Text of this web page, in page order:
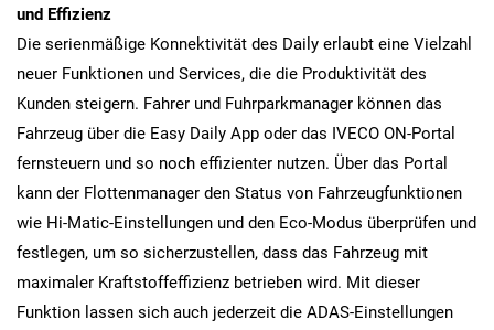
und Effizienz
Die serienmäßige Konnektivität des Daily erlaubt eine Vielzahl
neuer Funktionen und Services, die die Produktivität des
Kunden steigern. Fahrer und Fuhrparkmanager können das
Fahrzeug über die Easy Daily App oder das IVECO ON-Portal
fernsteuern und so noch effizienter nutzen. Über das Portal
kann der Flottenmanager den Status von Fahrzeugfunktionen
wie Hi-Matic-Einstellungen und den Eco-Modus überprüfen und
festlegen, um so sicherzustellen, dass das Fahrzeug mit
maximaler Kraftstoffeffizienz betrieben wird. Mit dieser
Funktion lassen sich auch jederzeit die ADAS-Einstellungen